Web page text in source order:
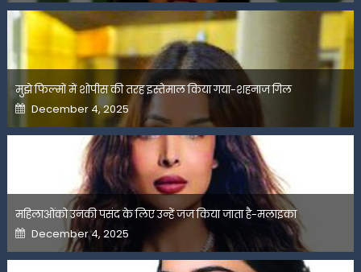
मुझे फिल्मों में शोपीस की तरह इस्तेमाल किया गया-शहनाज गिल
Posted
on
December 4, 2025
महिलाओंको उनकी पसंद के लिए उन्हें जज किया जाता है-मलाइका
Posted
on
December 4, 2025